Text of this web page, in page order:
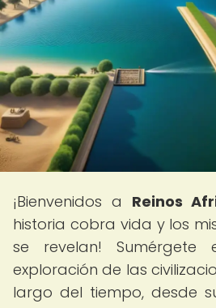
¡Bienvenidos a Reinos
historia cobra vida y los
se revelan! Sumérgete
exploración de las
largo del tiempo, desde